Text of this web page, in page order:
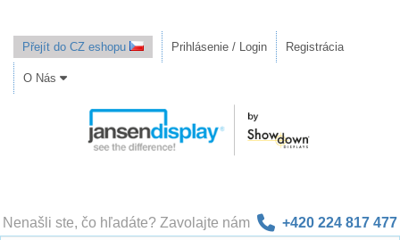
Přejít do CZ eshopu Prihlásenie / Login Registrácia
O Nás
Nenašli ste, čo hľadáte? Zavolajte nám +420 224 817 477